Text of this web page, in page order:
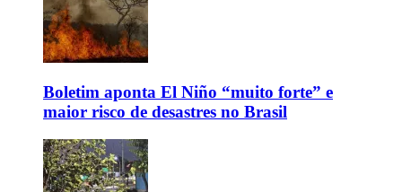
Boletim aponta El Niño “muito forte” e
maior risco de desastres no Brasil